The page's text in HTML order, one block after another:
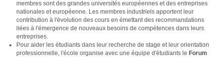
membres sont des grandes universités européennes et des entreprises
nationales et européenne. Les membres industriels apportent leur
contribution à l'évolution des cours en émettant des recommandations
liées à l'émergence de nouveaux besoins de compétences dans leurs
entreprises.
Pour aider les étudiants dans leur recherche de stage et leur orientation
professionnelle, l'école organise avec une équipe d'étudiants le Forum